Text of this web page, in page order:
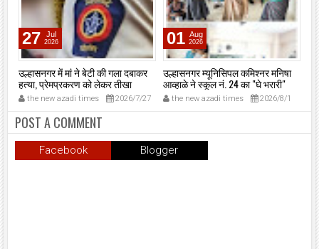
27 Jul
2026
उल्हासनगर में मां ने बेटी की गला दबाकर
हत्या, प्रेमप्रकरण को लेकर तीखा
विवाद।
the new azadi times 2026/7/27
01 Aug
2026
उल्हासनगर म्यूनिसिपल कमिश्नर मनिषा
आव्हाळे ने स्कूल नं. 24 का "घे भरारी"
कार्यक्रम का निरीक्षण किया।
the new azadi times 2026/8/1
POST A COMMENT
Facebook Blogger